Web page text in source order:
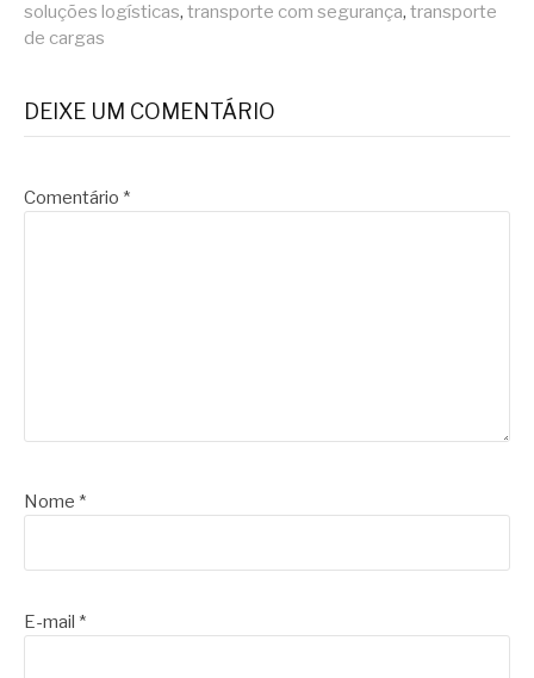
soluções logísticas, transporte com segurança, transporte
de cargas
DEIXE UM COMENTÁRIO
Comentário *
Nome *
E-mail *